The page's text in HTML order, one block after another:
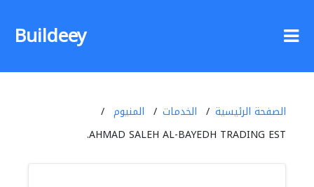
Buildeey
الصفحة الرئيسية الخدمات
المنيوم
AHMAD SALEH AL-BAYEDH TRADING EST.